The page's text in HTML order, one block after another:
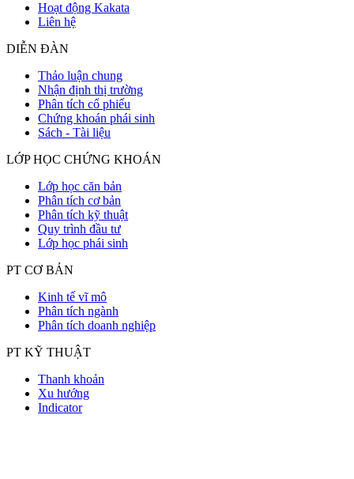
Hoạt động Kakata
Liên hệ
DIỄN ĐÀN
Thảo luận chung
Nhận định thị trường
Phân tích cổ phiếu
Chứng khoán phái sinh
Sách - Tài liệu
LỚP HỌC CHỨNG KHOÁN
Lớp học căn bản
Phân tích cơ bản
Phân tích kỹ thuật
Quy trình đầu tư
Lớp học phái sinh
PT CƠ BẢN
Kinh tế vĩ mô
Phân tích ngành
Phân tích doanh nghiệp
PT KỸ THUẬT
Thanh khoản
Xu hướng
Indicator